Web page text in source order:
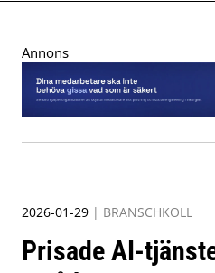
to
Annons
2026-01-29 | BRANSCHKOLL
Prisade AI-